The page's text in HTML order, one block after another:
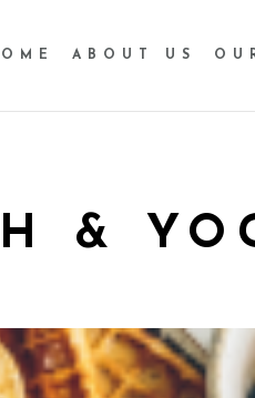
ABOUT US
&